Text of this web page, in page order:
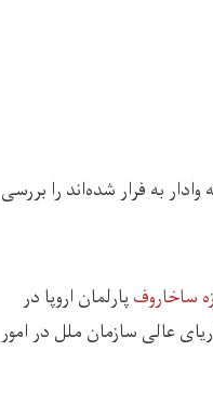
به فرار شده‌اند را بررسی
ساخاروفپارلمان اروپا در
عالی سازمان ملل در امور